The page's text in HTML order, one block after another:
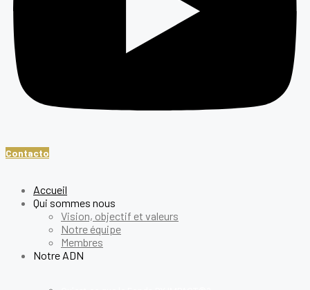
Contacto
Accueil
Qui sommes nous
Vision, objectif et valeurs
Notre équipe
Membres
Notre ADN